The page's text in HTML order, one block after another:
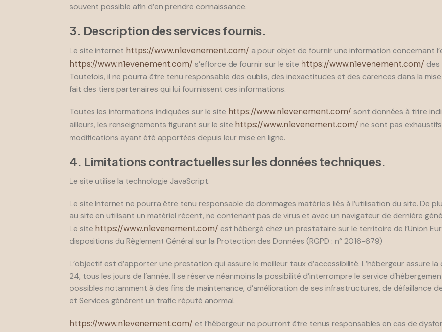
souvent possible afin d’en prendre connaissance.
3. Description des services fournis.
Le site internet https://www.n1evenement.com/ a pour objet de fournir une information concernant
https://www.n1evenement.com/ s’efforce de fournir sur le site https://www.n1evenement.com/ des
Toutefois, il ne pourra être tenu responsable des oublis, des inexactitudes et des carences dans la
fait des tiers partenaires qui lui fournissent ces informations.
Toutes les informations indiquées sur le site https://www.n1evenement.com/ sont données à titre
ailleurs, les renseignements figurant sur le site https://www.n1evenement.com/ ne sont pas
modifications ayant été apportées depuis leur mise en ligne.
4. Limitations contractuelles sur les données techniques.
Le site utilise la technologie JavaScript.
Le site Internet ne pourra être tenu responsable de dommages matériels liés à l’utilisation du site. De
au site en utilisant un matériel récent, ne contenant pas de virus et avec un navigateur de dernière
Le site https://www.n1evenement.com/ est hébergé chez un prestataire sur le territoire de l’Union
dispositions du Règlement Général sur la Protection des Données (RGPD : n° 2016-679)
L’objectif est d’apporter une prestation qui assure le meilleur taux d’accessibilité. L’hébergeur assure
24, tous les jours de l’année. Il se réserve néanmoins la possibilité d’interrompre le service
possibles notamment à des fins de maintenance, d’amélioration de ses infrastructures, de défaillance
et Services génèrent un trafic réputé anormal.
https://www.n1evenement.com/ et l’hébergeur ne pourront être tenus responsables en cas de